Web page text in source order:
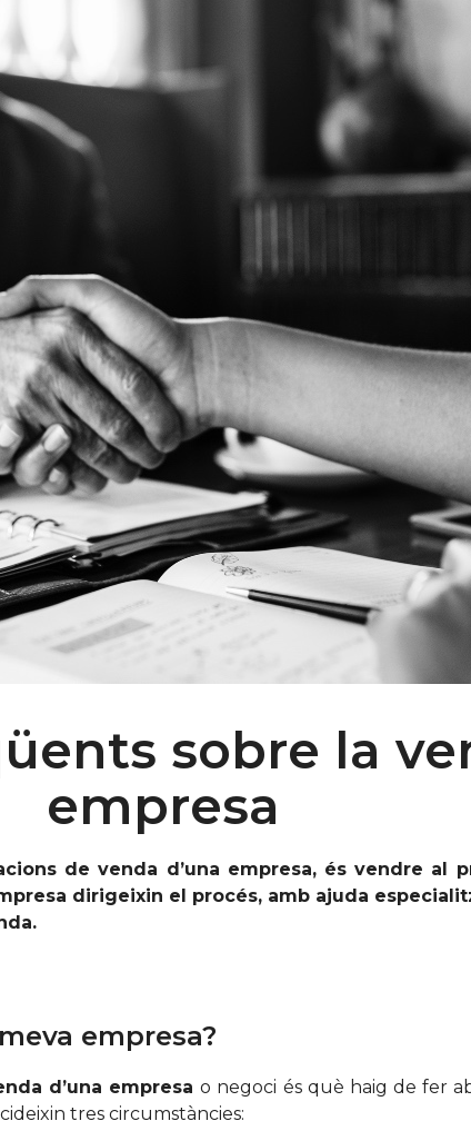
sobre la
empresa
de venda d’una empresa, és vendre al
dirigeixin el procés, amb ajuda
empresa?
d’una empresao negoci és què haig de fer
tres circumstàncies: